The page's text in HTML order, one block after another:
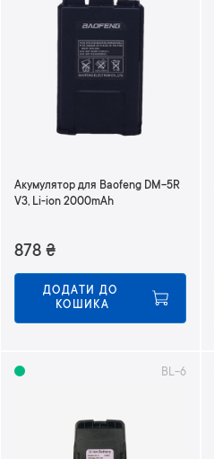
Акумулятор для Baofeng DM-5R
V3, Li-ion 2000mAh
878 ₴
ДОДАТИ ДО
КОШИКА
BL-6